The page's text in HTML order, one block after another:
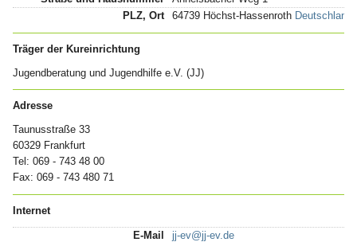
PLZ, Ort
64739 Höchst-Hassenroth Deutschland
Träger der Kureinrichtung
Jugendberatung und Jugendhilfe e.V. (JJ)
Adresse
Taunusstraße 33
60329 Frankfurt
Tel: 069 - 743 48 00
Fax: 069 - 743 480 71
Internet
E-Mail
jj-ev@jj-ev.de